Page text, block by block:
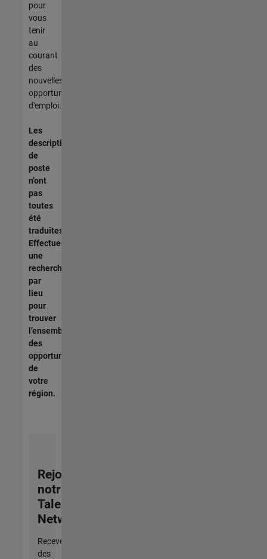
pour
vous
tenir
au
courant
des
nouvelles
opportunités
d'emploi.
Les
descriptions
de
poste
n’ont
pas
toutes
été
traduites.
Effectuez
une
recherche
par
lieu
pour
trouver
l’ensemble
des
opportunités
de
votre
région.
Rejoignez
notre
Talent
Network
Recevez
des